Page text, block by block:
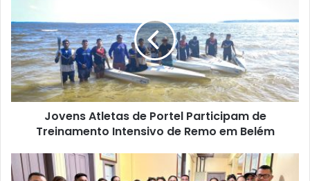
e
n
s
A
t
l
d
Jovens Atletas de Portel Participam de
Treinamento Intensivo de Remo em Belém
a